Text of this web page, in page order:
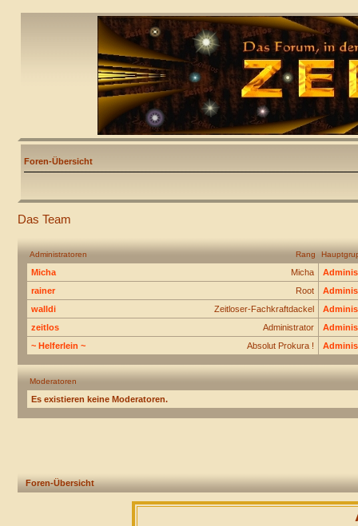
Foren-Übersicht
Das Team
Rang
Administratoren
Micha
Micha
Root
rainer
Zeitloser-Fachkraftdackel
walldi
Administrator
zeitlos
Absolut Prokura !
~ Helferlein ~
Moderatoren
Es existieren keine Moderatoren.
Foren-Übersicht